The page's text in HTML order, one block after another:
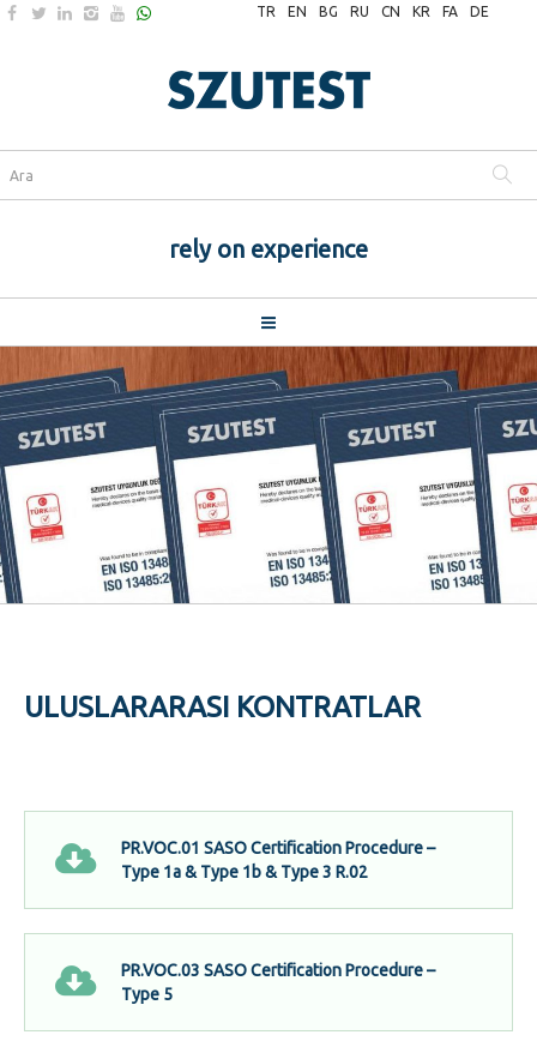
TR EN BG RU CN KR FA DE
rely on experience
ULUSLARARASI KONTRATLAR
PR.VOC.01 SASO Certification Procedure –
Type 1a & Type 1b & Type 3 R.02
PR.VOC.03 SASO Certification Procedure –
Type 5